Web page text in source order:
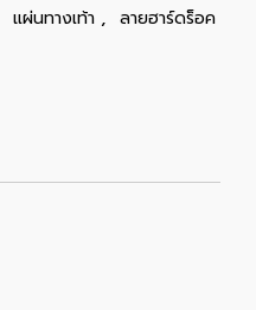
แผ่นทางเท้า , ลายฮาร์ดร็อค